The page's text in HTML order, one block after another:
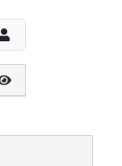
Mostra password